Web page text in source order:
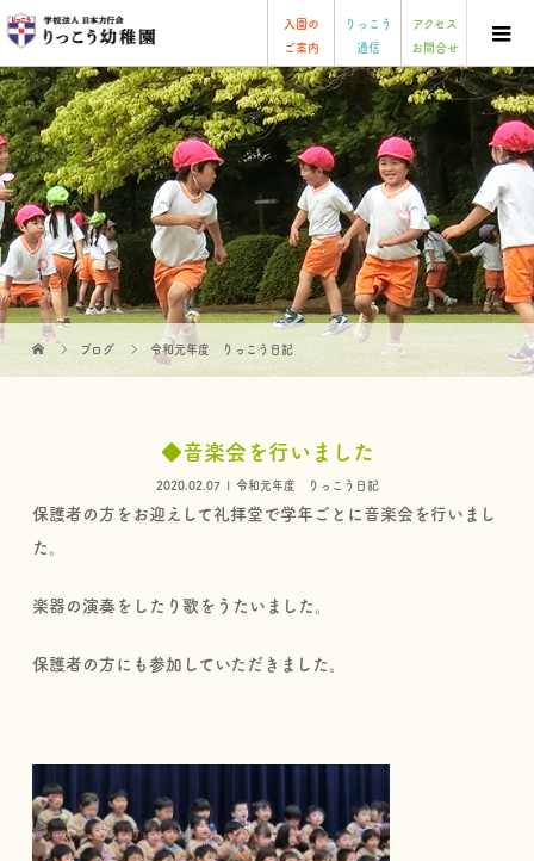
入園の
ご案内
りっこう
通信
アクセス
お問合せ
ブログ 令和元年度 りっこう日記
◆音楽会を行いました
2020.02.07 令和元年度 りっこう日記
保護者の方をお迎えして礼拝堂で学年ごとに音楽会を行いまし
た。
楽器の演奏をしたり歌をうたいました。
保護者の方にも参加していただきました。